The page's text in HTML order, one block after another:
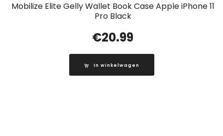
Mobilize Elite Gelly Wallet Book Case Apple iPhone 11
Pro Black
€20.99
In winkelwagen